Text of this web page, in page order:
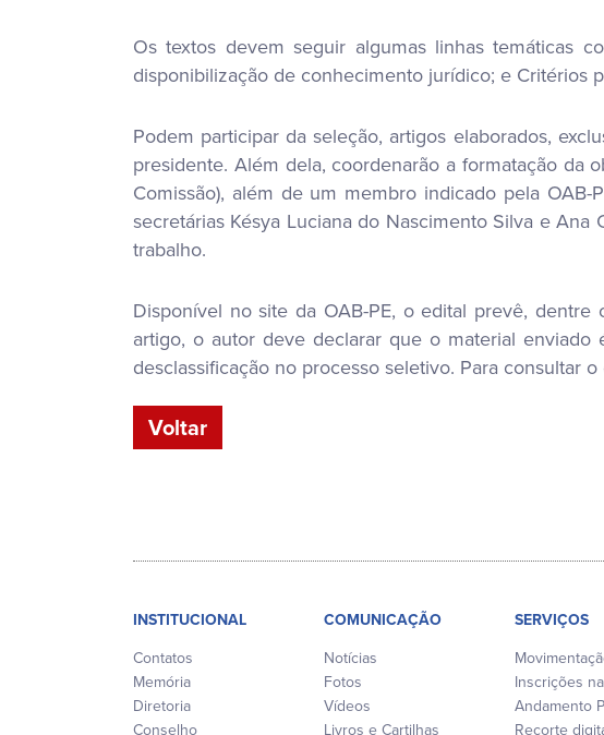
Os textos devem seguir algumas linhas temáticas
disponibilização de conhecimento jurídico; e Critérios
Podem participar da seleção, artigos elaborados,
presidente. Além dela, coordenarão a formatação da
Comissão), além de um membro indicado pela
secretárias Késya Luciana do Nascimento Silva e
trabalho.
Disponível no site da OAB-PE, o edital prevê,
artigo, o autor deve declarar que o material
desclassificação no processo seletivo. Para consultar
Voltar
INSTITUCIONAL
Contatos
Memória
Diretoria
Conselho
COMUNICAÇÃO
Notícias
Fotos
Vídeos
Livros e Cartilhas
SERVIÇOS
Inscrições
Andamento
Recorte